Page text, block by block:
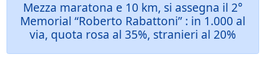
Mezza maratona e 10 km, si assegna il 2°
Memorial “Roberto Rabattoni” : in 1.000 al
via, quota rosa al 35%, stranieri al 20%